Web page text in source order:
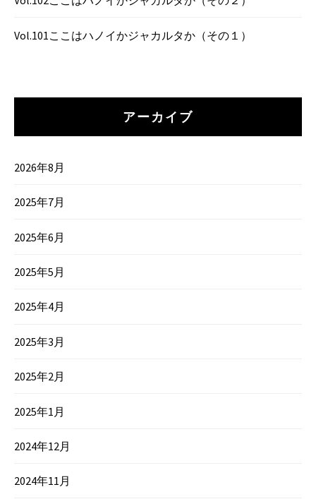
Vol.101ここはハノイかジャカルタか（その１）
アーカイブ
2026年8月
2025年7月
2025年6月
2025年5月
2025年4月
2025年3月
2025年2月
2025年1月
2024年12月
2024年11月